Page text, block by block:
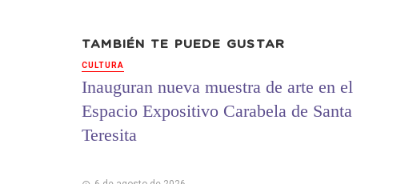
TAMBIÉN TE PUEDE GUSTAR
CULTURA
Inauguran nueva muestra de arte en el
Espacio Expositivo Carabela de Santa
Teresita